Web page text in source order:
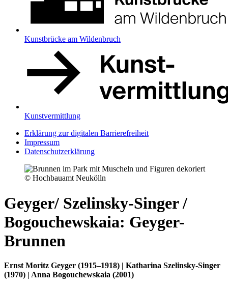
Kunstbrücke am Wildenbruch
Kunstvermittlung
Erklärung zur digitalen Barrierefreiheit
Impressum
Datenschutzerklärung
© Hochbauamt Neukölln
Geyger/ Szelinsky-Singer /
Bogouchewskaia: Geyger-
Brunnen
Ernst Moritz Geyger (1915–1918) | Katharina Szelinsky-Singer
(1970) | Anna Bogouchewskaia (2001)